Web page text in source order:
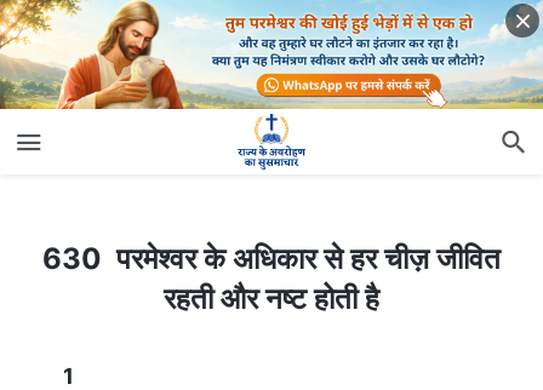
630 परमेश्वर के अधिकार से हर चीज़ जीवित रहती और नष्ट होती है
630 परमेश्वर के अधिकार से हर चीज़ जीवित
रहती और नष्ट होती है
1